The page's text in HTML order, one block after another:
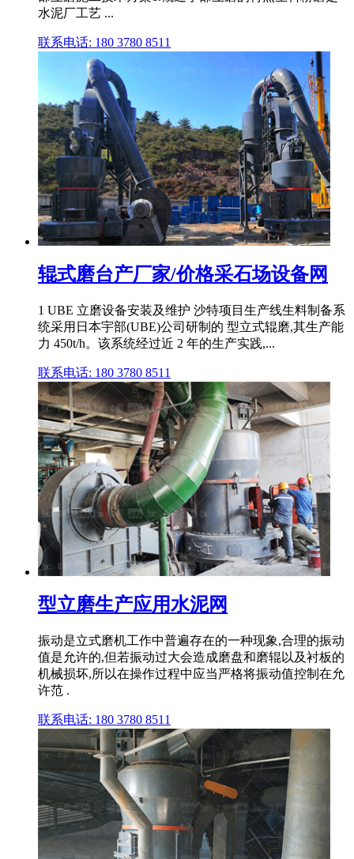
水泥厂工艺 ...
联系电话: 180 3780 8511
辊式磨台产厂家/价格采石场设备网
1 UBE 立磨设备安装及维护 沙特项目生产线生料制备系
统采用日本宇部(UBE)公司研制的 型立式辊磨,其生产能
力 450t/h。该系统经过近 2 年的生产实践,...
联系电话: 180 3780 8511
型立磨生产应用水泥网
振动是立式磨机工作中普遍存在的一种现象,合理的振动
值是允许的,但若振动过大会造成磨盘和磨辊以及衬板的
机械损坏,所以在操作过程中应当严格将振动值控制在允
许范 .
联系电话: 180 3780 8511